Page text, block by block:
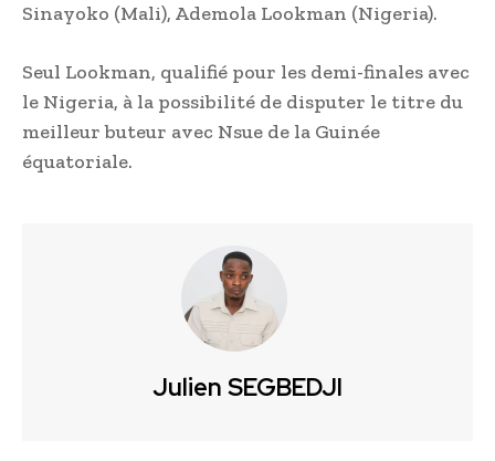
Sinayoko (Mali), Ademola Lookman (Nigeria).
Seul Lookman, qualifié pour les demi-finales avec
le Nigeria, à la possibilité de disputer le titre du
meilleur buteur avec Nsue de la Guinée
équatoriale.
Julien SEGBEDJI